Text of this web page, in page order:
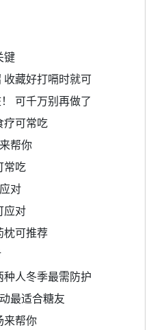
键
藏好打嗝时就可
可千万别再做了
疗可常吃
帮你
常吃
对
应对
枕可推荐
人冬季最需防护
最适合糖友
来帮你